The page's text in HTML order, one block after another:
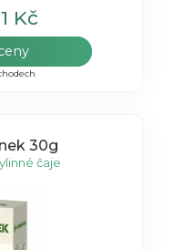
Kč
30g
čaje